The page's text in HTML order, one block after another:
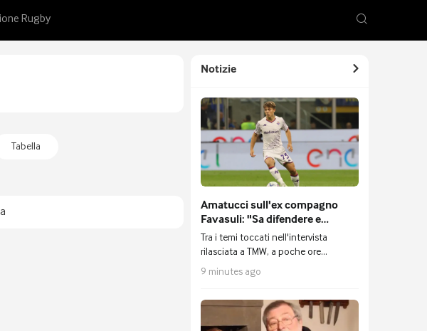
Rugby
Tabella
Notizie
Amatucci sull'ex compagno
Favasuli: "Sa difendere e
attaccare, si è meritato il
Napoli"
Tra i temi toccati nell'intervista
rilasciata a TMW, a poche ore
dall'amichevole contro la sua
Fiorentina, Lorenzo Amatucci ha
trasferimento al Napoli del suo ex
compagno nel vivaio viola Costantino
9 minutes ago